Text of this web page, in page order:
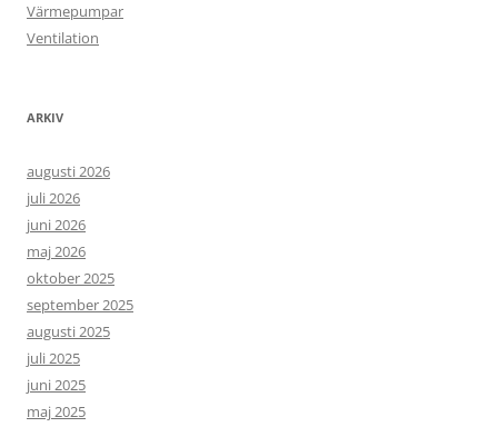
Värmepumpar
Ventilation
ARKIV
augusti 2026
juli 2026
juni 2026
maj 2026
oktober 2025
september 2025
augusti 2025
juli 2025
juni 2025
maj 2025